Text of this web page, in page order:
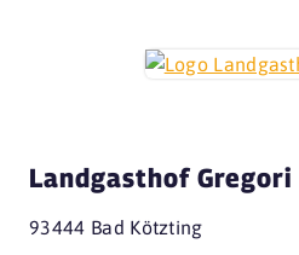
Landgasthof Gregori
93444 Bad Kötzting